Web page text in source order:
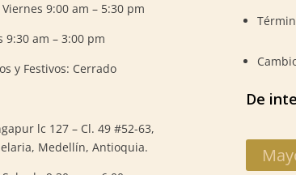
9:00 am – 5:30 pm
9:30 am – 3:00 pm
y Festivos: Cerrado
lc 127 – Cl. 49 #52-63,
Medellín, Antioquia.
De